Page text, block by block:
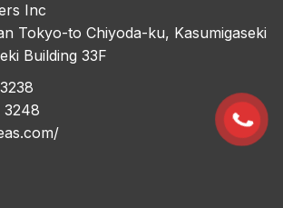
Inc
Tokyo-to Chiyoda-ku, Kasumigaseki
Building 33F
3248